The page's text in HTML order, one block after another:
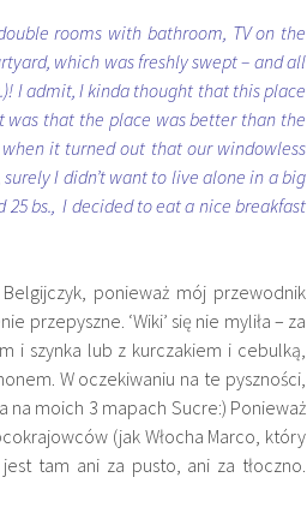
rooms with bathroom, TV on the
which was freshly swept – and all
I admit, I kinda thought that this place
that the place was better than the
it turned out that our windowless
I didn’t want to live alone in a big
bs., I decided to eat a nice breakfast
ponieważ mój przewodnik
przepyszne. ‘Wiki’ się nie myliła – za
i szynka lub z kurczakiem i cebulką,
W oczekiwaniu na te pyszności,
na moich 3 mapach Sucre:) Ponieważ
(jak Włocha Marco, który
tam ani za pusto, ani za tłoczno.